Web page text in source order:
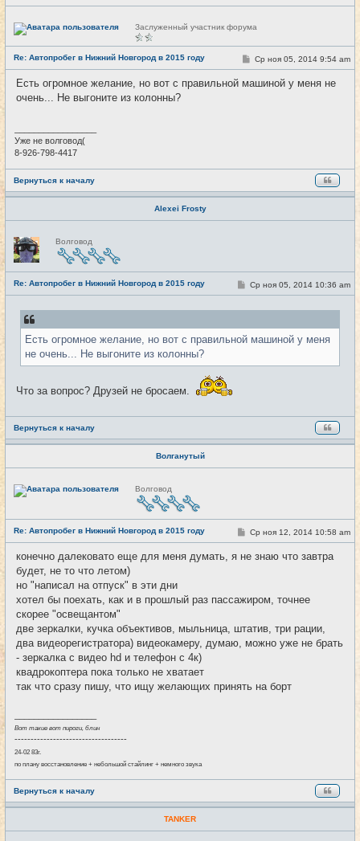
Н
е
е
т
и
Заслуженный участник форума
Re: Автопробег в Нижний Новгород в 2015 году #10
С
о
б
Ср ноя 05, 2014 9:54 am
Есть огромное желание, но вот с правильной машиной у меня не
очень... Не выгоните из колонны?
Уже не волговод(
8-926-798-4417
Вернуться к началу
Alexei Frosty
Н
е
в
с
е
т
и
Волговод
Re: Автопробег в Нижний Новгород в 2015 году #11
С
о
н
Ср ноя 05, 2014 10:36 am
Есть огромное желание, но вот с правильной машиной у меня
не очень... Не выгоните из колонны?
Что за вопрос? Друзей не бросаем.
Вернуться к началу
Волганутый
Н
е
е
т
и
Волговод
Re: Автопробег в Нижний Новгород в 2015 году #12
С
о
б
и
Ср ноя 12, 2014 10:58 am
конечно далековато еще для меня думать, я не знаю что завтра
будет, не то что летом)
но "написал на отпуск" в эти дни
хотел бы поехать, как и в прошлый раз пассажиром, точнее
скорее "освещантом"
две зеркалки, кучка объективов, мыльница, штатив, три рации,
два видеорегистратора) видеокамеру, думаю, можно уже не брать
- зеркалка с видео hd и телефон с 4к)
квадрокоптера пока только не хватает
так что сразу пишу, что ищу желающих принять на борт
Вот такие вот пироги, блин
-----------------------------------
24-02 83г.
по плану восстановление + небольшой стайлинг + немного звука
Вернуться к началу
TANKER